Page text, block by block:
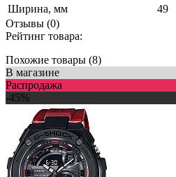
Ширина, мм
49
Отзывы (0)
Рейтинг товара:
Похожие товары (8)
В магазине
Распродажа
-45%